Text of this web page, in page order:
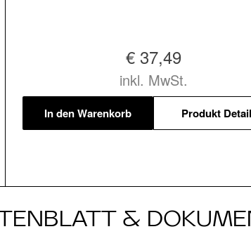
€ 37,49
inkl. MwSt.
In den Warenkorb Produkt
&